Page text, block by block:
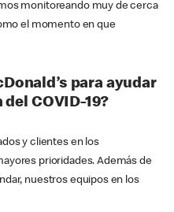
monitoreando muy de cerca
el momento en que
para ayudar
COVID-19?
y clientes en los
prioridades. Además de
nuestros equipos en los